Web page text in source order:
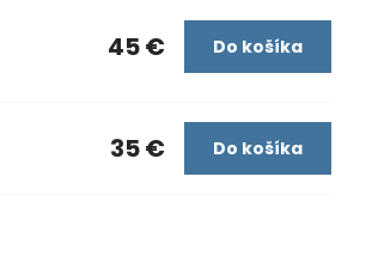
45 € Do košíka
35 € Do košíka